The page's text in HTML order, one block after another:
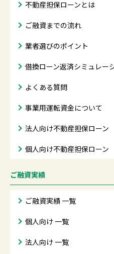
不動産担保ローンとは
ご融資までの流れ
業者選びのポイント
借換ローン返済シミュレー
よくある質問
事業用運転資金について
法人向け不動産担保ローン
個人向け不動産担保ローン
ご融資実績
ご融資実績 一覧
個人向け 一覧
法人向け 一覧